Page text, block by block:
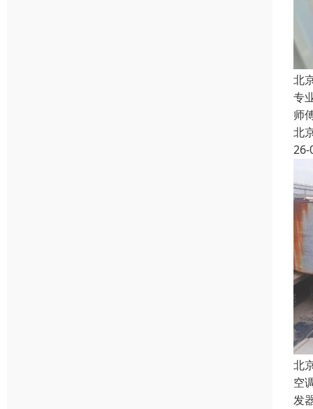
北
专
师
北
26-
北
空
发